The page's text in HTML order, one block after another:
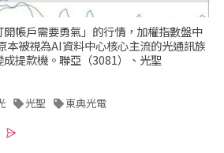
帳戶需要勇氣」的行情，加權指數盤中
本被視為AI資料中心核心主流的光通訊族
提款機。聯亞（3081）、光聖
光聖 東典光電